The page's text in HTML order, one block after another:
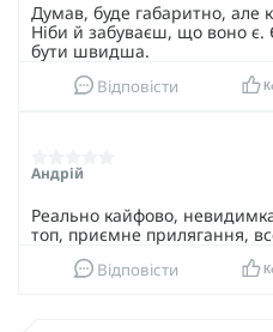
Думав, буде габаритно, але
Ніби й забуваєш, що воно є.
бути швидша.
Відповісти
Андрій
Реально кайфово,
топ, приємне прилягання,
Відповісти